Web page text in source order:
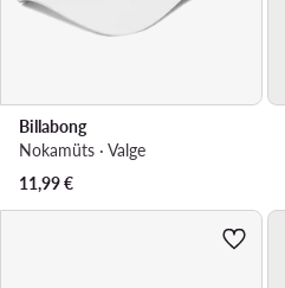
Billabong
Nokamüts · Valge
11,99€